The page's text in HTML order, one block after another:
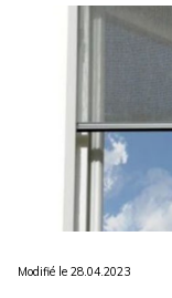
Modifié le 28.04.2023